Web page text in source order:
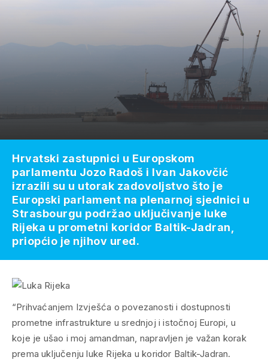
“Prihvaćanjem Izvješća o povezanosti i dostupnosti
prometne infrastrukture u srednjoj i istočnoj Europi, u
koje je ušao i moj amandman, napravljen je važan korak
prema uključenju luke Rijeka u koridor Baltik-Jadran.
Hrvatski zastupnici u Europskom
parlamentu Jozo Radoš i Ivan Jakovčić
izrazili su u utorak zadovoljstvo što je
Europski parlament na plenarnoj sjednici u
Strasbourgu podržao uključivanje luke
Rijeka u prometni koridor Baltik-Jadran,
priopćio je njihov ured.